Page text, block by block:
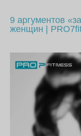
9 аргументов
женщин |